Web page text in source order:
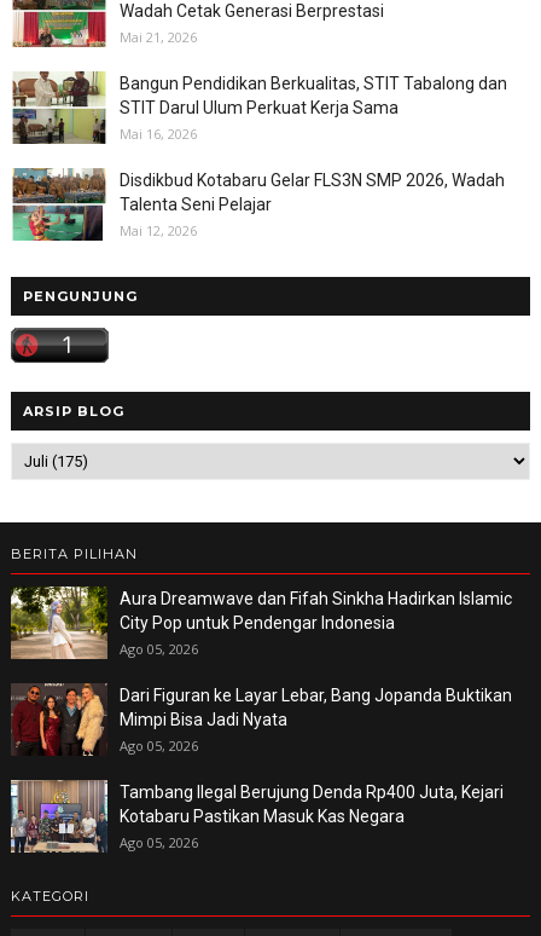
Wadah Cetak Generasi Berprestasi
Mai 21, 2026
Bangun Pendidikan Berkualitas, STIT Tabalong dan
STIT Darul Ulum Perkuat Kerja Sama
Mai 16, 2026
Disdikbud Kotabaru Gelar FLS3N SMP 2026, Wadah
Talenta Seni Pelajar
Mai 12, 2026
PENGUNJUNG
ARSIP BLOG
BERITA PILIHAN
Aura Dreamwave dan Fifah Sinkha Hadirkan Islamic
City Pop untuk Pendengar Indonesia
Ago 05, 2026
Dari Figuran ke Layar Lebar, Bang Jopanda Buktikan
Mimpi Bisa Jadi Nyata
Ago 05, 2026
Tambang Ilegal Berujung Denda Rp400 Juta, Kejari
Kotabaru Pastikan Masuk Kas Negara
Ago 05, 2026
KATEGORI